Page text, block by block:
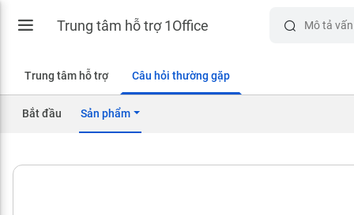
Trung tâm hỗ trợ 1Office
Trung tâm hỗ trợ Câu hỏi thường gặp
Bắt đầu Sản phẩm